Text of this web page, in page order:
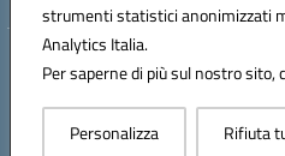
strumenti statistici anonimizzati
Analytics Italia.
Per saperne di più sul nostro sito,
Personalizza Rifiuta
Hosting & Powered
Concept & Design